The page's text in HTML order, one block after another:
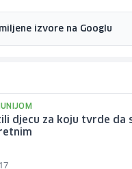
izvore na Googlu
djecu za koju tvrde da